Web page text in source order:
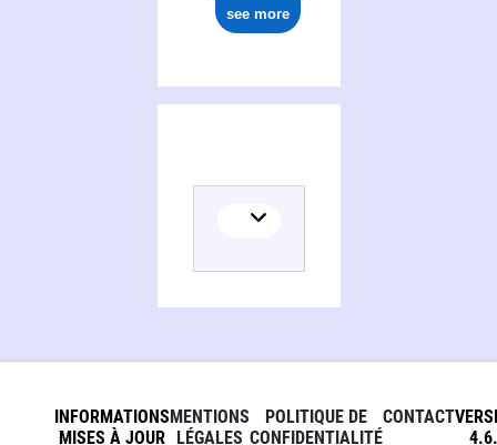
see more
INFORMATIONS
MISES À JOUR
MENTIONS
LÉGALES
POLITIQUE DE
CONFIDENTIALITÉ
CONTACT